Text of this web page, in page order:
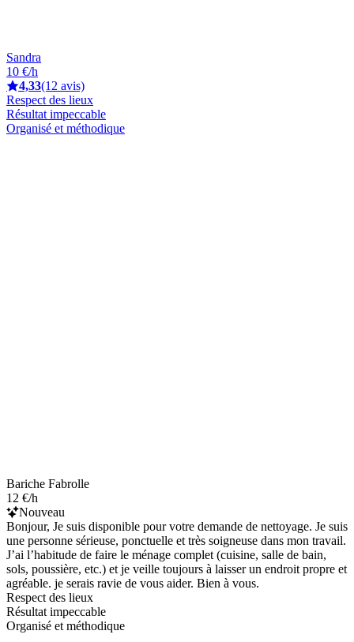
Sandra
10 €/h
4,33(12 avis)
Respect des lieux
Résultat impeccable
Organisé et méthodique
Bariche Fabrolle
12 €/h
Nouveau
Bonjour, Je suis disponible pour votre demande de nettoyage. Je suis
une personne sérieuse, ponctuelle et très soigneuse dans mon travail.
J’ai l’habitude de faire le ménage complet (cuisine, salle de bain,
sols, poussière, etc.) et je veille toujours à laisser un endroit propre et
agréable. je serais ravie de vous aider. Bien à vous.
Respect des lieux
Résultat impeccable
Organisé et méthodique